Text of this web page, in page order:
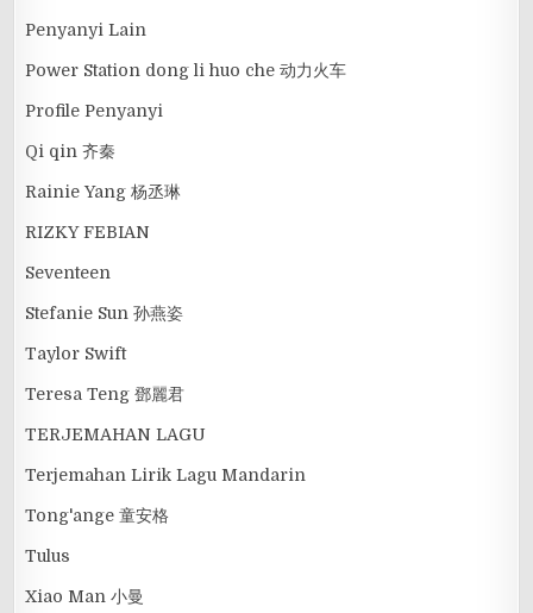
Penyanyi Lain
Power Station dong li huo che 动力火车
Profile Penyanyi
Qi qin 齐秦
Rainie Yang 杨丞琳
RIZKY FEBIAN
Seventeen
Stefanie Sun 孙燕姿
Taylor Swift
Teresa Teng 鄧麗君
TERJEMAHAN LAGU
Terjemahan Lirik Lagu Mandarin
Tong'ange 童安格
Tulus
Xiao Man 小曼